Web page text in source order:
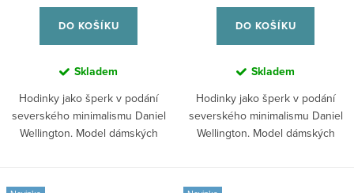
DO KOŠÍKU
Skladem
Hodinky jako šperk v podání
severského minimalismu Daniel
Wellington. Model dámských
DO KOŠÍKU
Skladem
Hodinky jako šperk v podání
severského minimalismu Daniel
Wellington. Model dámských